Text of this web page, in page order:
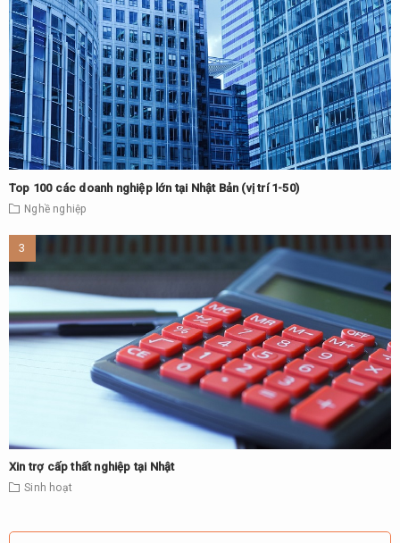
Top 100 các doanh nghiệp lớn tại Nhật Bản (vị trí 1-50)
Nghề nghiệp
Xin trợ cấp thất nghiệp tại Nhật
Sinh hoạt